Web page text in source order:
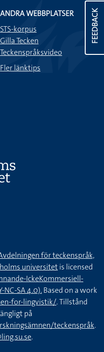
FEEDBACK
ANDRA WEBBPLATSER
STS-korpus
Gilla Tecken
Teckenspråksvideo
Fler länktips
för teckenspråk,
universitetis licensed
IckeKommersiell-
NC-SA 4.0).Based on a work
for-lingvistik/. Tillstånd
på
teckenspråk.
.